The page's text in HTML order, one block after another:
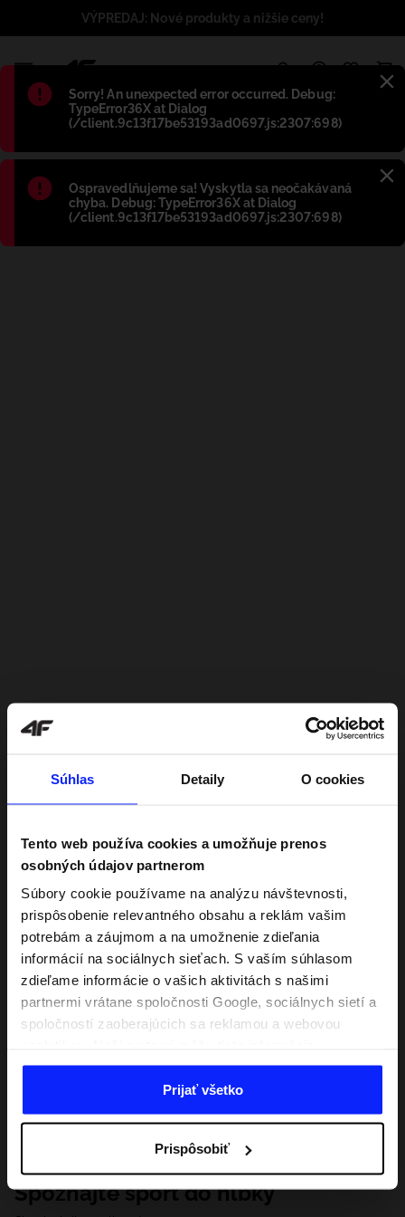
Súhlas Detaily O cookies
Tento web používa cookies a umožňuje prenos
osobných údajov partnerom
Súbory cookie používame na analýzu návštevnosti,
prispôsobenie relevantného obsahu a reklám vašim
potrebám a záujmom a na umožnenie zdieľania
informácií na sociálnych sieťach. S vaším súhlasom
zdieľame informácie o vašich aktivitách s našimi
partnermi vrátane spoločnosti Google, sociálnych sietí a
spoločností zaoberajúcich sa reklamou a webovou
kombinovať s inými, ktoré poskytnete mimo tejto
webovej stránky, ako aj s údajmi, ktoré získajú v
dôsledku vášho používania ich služieb. S vaším
našim partnerom, aby sme zacielili a zlepšili spôsob
zobrazovania online reklamy, vykonali analytický
prieskum, upravili obsah a zlepšili riešenia ponúkané
Prijať všetko
Prispôsobiť
Błąd:
Sorry! An unexpected error occurred. Debug:
TypeError36X at Dialog
(/client.9c13f17be53193ad0697.js:2307:698)
Błąd:
Ospravedlňujeme sa! Vyskytla sa neočakávaná
chyba. Debug: TypeError36X at Dialog
(/client.9c13f17be53193ad0697.js:2307:698)
VÝPREDAJ: Nové produkty a nižšie ceny!
Spoznajte šport do hĺbky